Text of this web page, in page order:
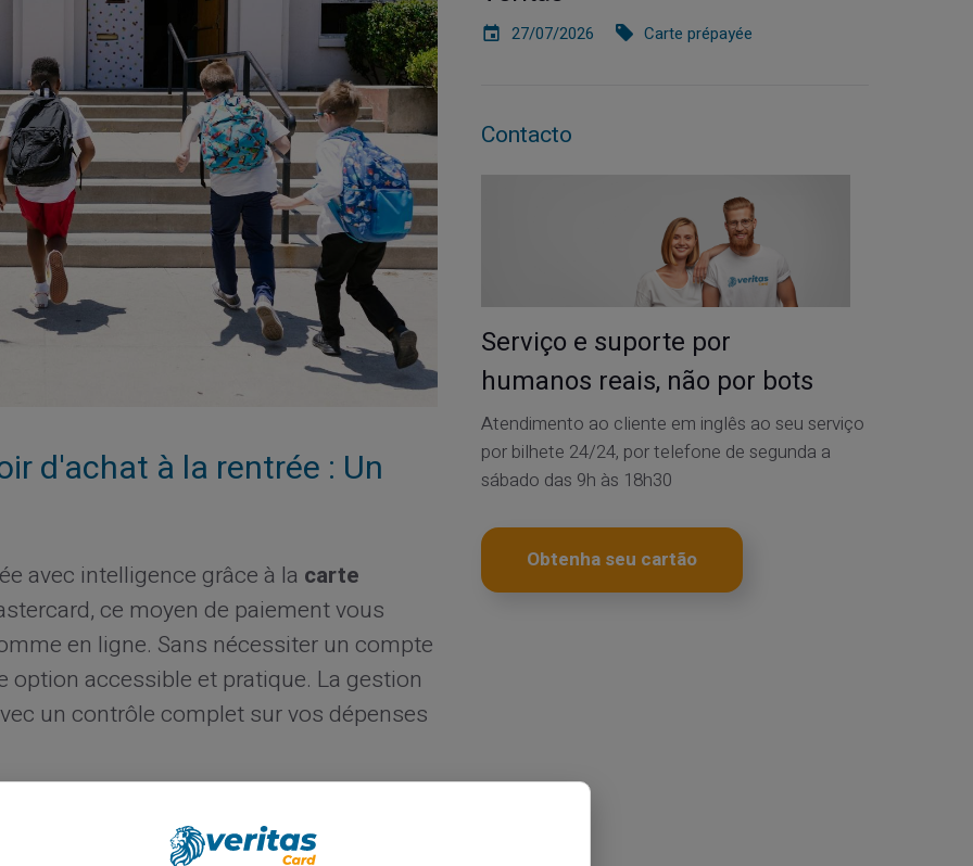
d'achat à la rentrée : Un
avec intelligence grâce à la carte
ce moyen de paiement vous
en ligne. Sans nécessiter un compte
option accessible et pratique. La gestion
un contrôle complet sur vos dépenses
personnelles
27/07/2026 Carte prépayée
Contacto
Serviço e suporte por
humanos reais, não por bots
Atendimento ao cliente em inglês ao seu serviço
por bilhete 24/24, por telefone de segunda a
sábado das 9h às 18h30
Obtenha seu cartão